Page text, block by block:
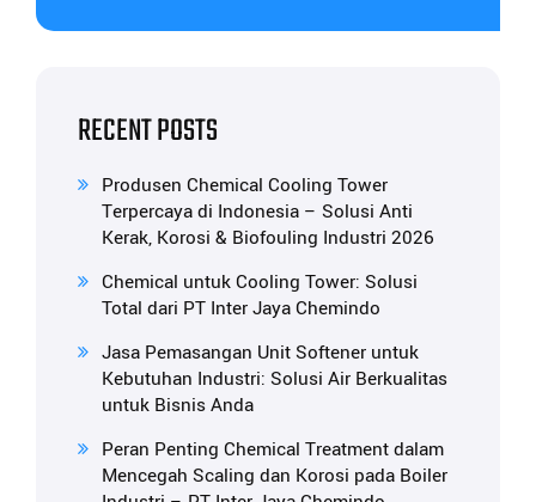
RECENT POSTS
Produsen Chemical Cooling Tower
Terpercaya di Indonesia – Solusi Anti
Kerak, Korosi & Biofouling Industri 2026
Chemical untuk Cooling Tower: Solusi
Total dari PT Inter Jaya Chemindo
Jasa Pemasangan Unit Softener untuk
Kebutuhan Industri: Solusi Air Berkualitas
untuk Bisnis Anda
Peran Penting Chemical Treatment dalam
Mencegah Scaling dan Korosi pada Boiler